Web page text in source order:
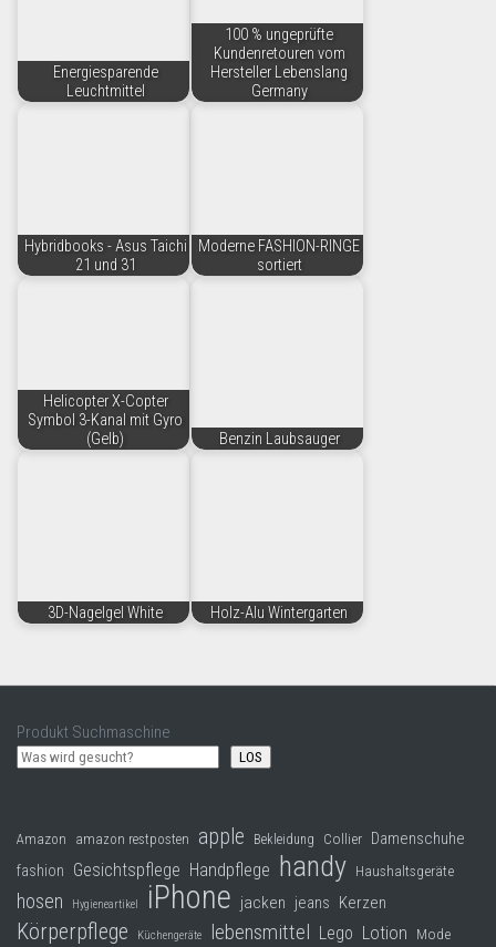
Energiesparende
Leuchtmittel
100 % ungeprüfte
Kundenretouren vom
Hersteller Lebenslang
Germany
Hybridbooks - Asus Taichi
21 und 31
Moderne FASHION-RINGE
sortiert
Helicopter X-Copter
Symbol 3-Kanal mit Gyro
(Gelb)
Benzin Laubsauger
3D-Nagelgel White Holz-Alu Wintergarten
Produkt Suchmaschine
LOS
Amazon amazon restposten apple Bekleidung Collier Damenschuhe
fashion Gesichtspflege Handpflege handy Haushaltsgeräte
hosen Hygieneartikel iPhone jacken jeans Kerzen
Körperpflege Küchengeräte lebensmittel Lego Lotion Mode